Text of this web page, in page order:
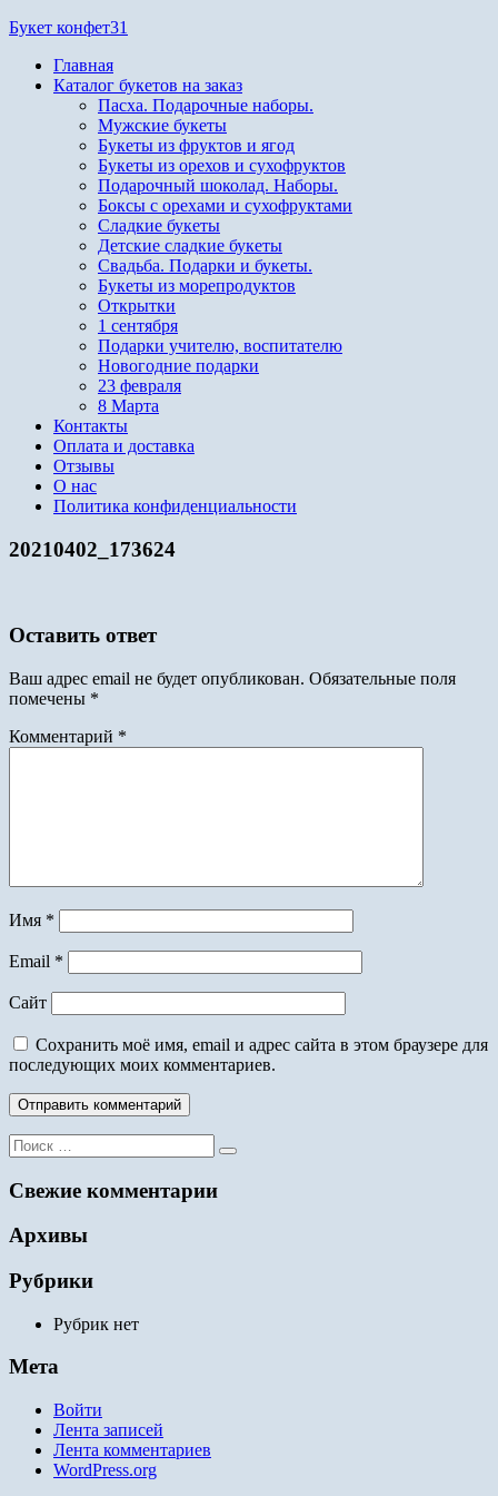
Перейти
содержимому
Букет конфет31
Главная
Каталог букетов на заказ
Пасха. Подарочные наборы.
Мужские букеты
Букеты из фруктов и ягод
Букеты из орехов и сухофруктов
Подарочный шоколад. Наборы.
Боксы с орехами и сухофруктами
Сладкие букеты
Детские сладкие букеты
Свадьба. Подарки и букеты.
Букеты из морепродуктов
Открытки
1 сентября
Подарки учителю, воспитателю
Новогодние подарки
23 февраля
8 Марта
Контакты
Оплата и доставка
Отзывы
О нас
Политика конфиденциальности
20210402_173624
Оставить ответ
Ваш адрес email не будет опубликован. Обязательные поля
помечены *
Комментарий *
Имя *
Email *
Сайт
Сохранить моё имя, email и адрес сайта в этом браузере для
последующих моих комментариев.
Поиск
для:
Свежие комментарии
Архивы
Рубрики
Рубрик нет
Мета
Войти
Лента записей
Лента комментариев
WordPress.org